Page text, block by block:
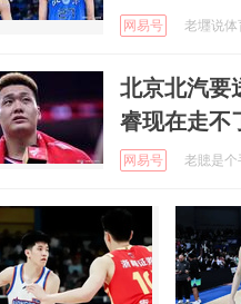
网易号 老壥说
北京北汽要
睿现在走不
网易号 老贃是